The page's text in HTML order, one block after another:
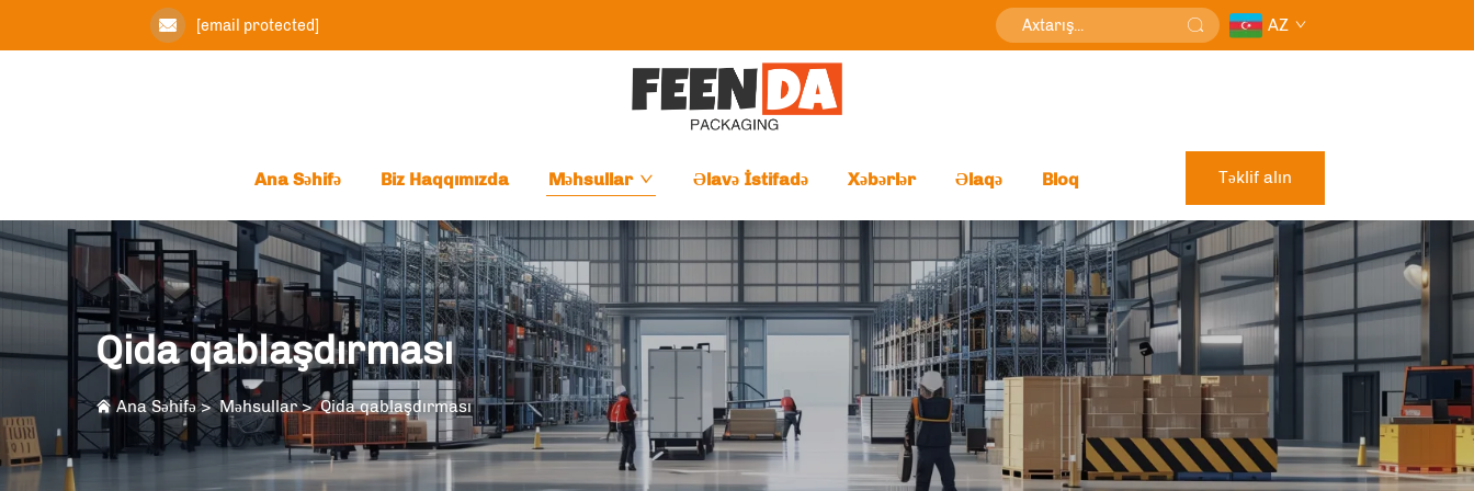
[email protected] AZ
Ana Səhifə Biz Haqqımızda Məhsullar Əlavə İstifadə Xəbərlər Əlaqə Bloq Təklif alın
Qida qablaşdırması
Ana Səhifə>Məhsullar>Qida qablaşdırması